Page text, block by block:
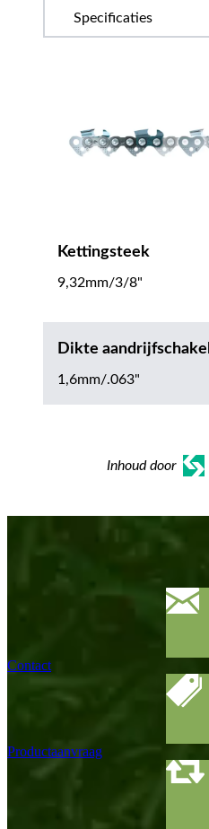
Kettingsteek
9,32mm/3/8"
Dikte aandrijfschakel
1,6mm/.063"
Inhoud door
Contact
Productaanvraag